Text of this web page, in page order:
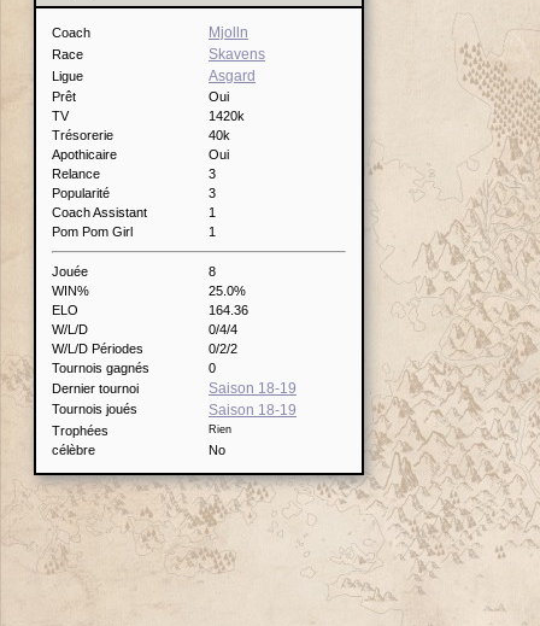
Coach Mjolln
Race Skavens
Ligue Asgard
Prêt
Oui
TV
1420k
Trésorerie
40k
Apothicaire
Oui
Relance
3
Popularité
3
Coach Assistant
1
Pom Pom Girl
1
Jouée
8
WIN%
25.0%
ELO
164.36
W/L/D
0/4/4
W/L/D Périodes
0/2/2
Tournois gagnés
0
Dernier tournoi
Saison 18-19
Tournois joués Saison 18-19
Trophées Rien
célèbre No